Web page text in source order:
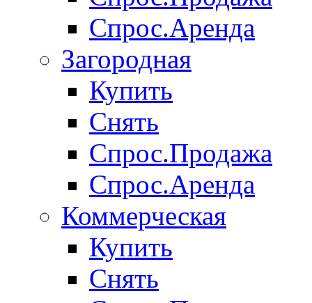
Спрос.Аренда
Загородная
Купить
Снять
Спрос.Продажа
Спрос.Аренда
Коммерческая
Купить
Снять